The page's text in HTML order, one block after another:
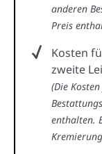
anderen
Preis
Kosten
zweite
(Die
enthalten.